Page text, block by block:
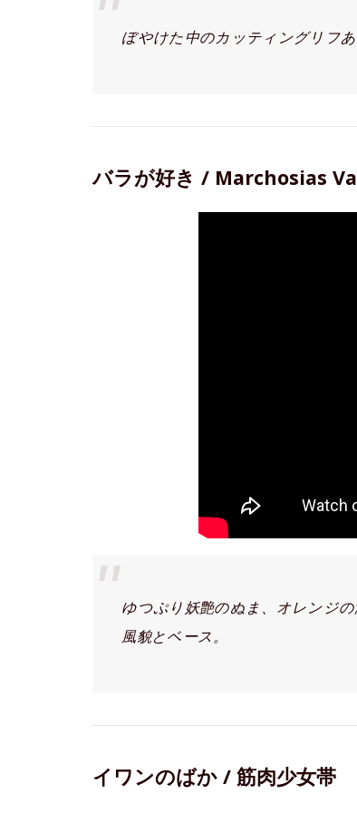
ぼやけた中のカッティングリフ
バラが好き / Marchosias
ゆつぷり妖艶のぬま、オレンジ
風貌とベース。
イワンのばか / 筋肉少女帯